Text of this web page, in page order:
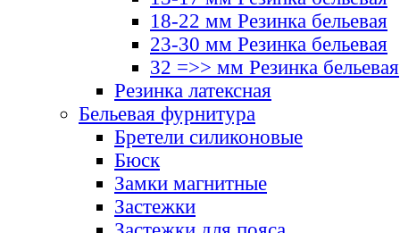
18-22 мм Резинка бельевая
23-30 мм Резинка бельевая
32 =>> мм Резинка бельевая
Резинка латексная
Бельевая фурнитура
Бретели силиконовые
Бюск
Замки магнитные
Застежки